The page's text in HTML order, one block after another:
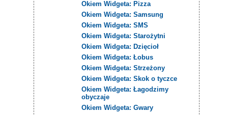
Okiem Widgeta: Pizza
Okiem Widgeta: Samsung
Okiem Widgeta: SMS
Okiem Widgeta: Starożytni
Okiem Widgeta: Dzięcioł
Okiem Widgeta: Łobus
Okiem Widgeta: Strzeżony
Okiem Widgeta: Skok o tyczce
Okiem Widgeta: Łagodzimy
obyczaje
Okiem Widgeta: Gwary